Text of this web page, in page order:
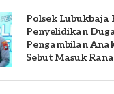
Polsek
Penyelidikan
Pengambilan
Sebut Masuk